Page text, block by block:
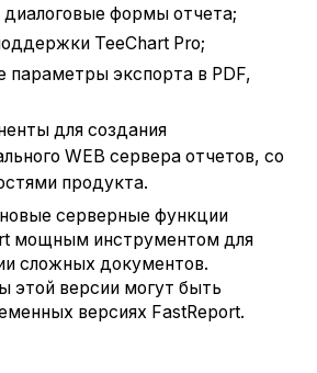
формы отчета;
TeeChart Pro;
параметры экспорта в PDF,
для создания
WEB сервера отчетов, со
продукта.
серверные функции
мощным инструментом для
сложных документов.
этой версии могут быть
версиях FastReport.